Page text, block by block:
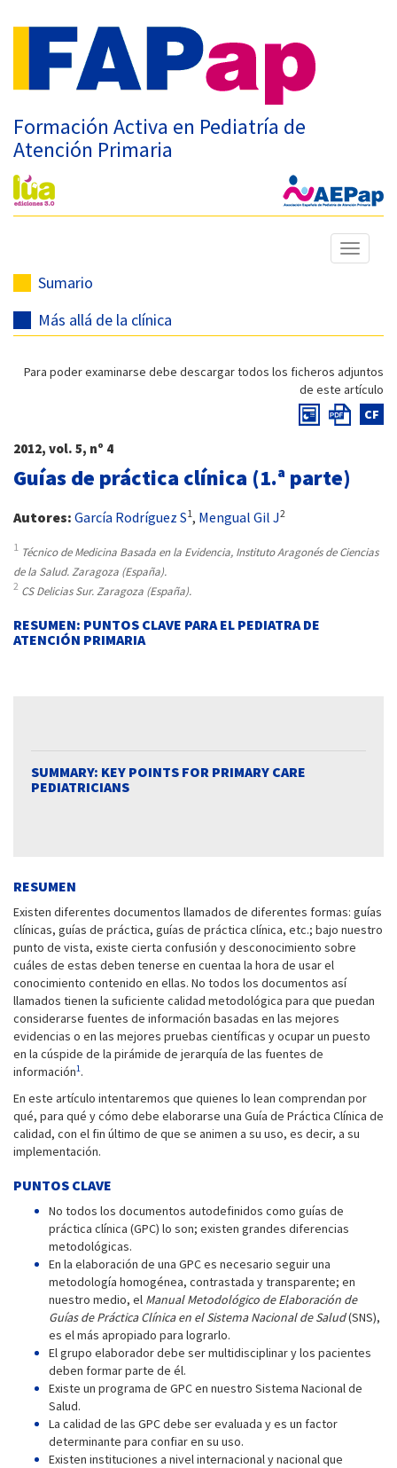
Formación Activa en Pediatría de
Atención Primaria
Mostrar
menú
Sumario
Más allá de la clínica
Para poder examinarse debe descargar todos los ficheros adjuntos
de este artículo
CF
2012, vol. 5, nº 4
Guías de práctica clínica (1.ª parte)
Autores: García Rodríguez S1, Mengual Gil J2
1 Técnico de Medicina Basada en la Evidencia, Instituto Aragonés de Ciencias
de la Salud. Zaragoza (España).
2 CS Delicias Sur. Zaragoza (España).
RESUMEN: PUNTOS CLAVE PARA EL PEDIATRA DE
ATENCIÓN PRIMARIA
SUMMARY: KEY POINTS FOR PRIMARY CARE
PEDIATRICIANS
RESUMEN
Existen diferentes documentos llamados de diferentes formas: guías
clínicas, guías de práctica, guías de práctica clínica, etc.; bajo nuestro
punto de vista, existe cierta confusión y desconocimiento sobre
cuáles de estas deben tenerse en cuentaa la hora de usar el
conocimiento contenido en ellas. No todos los documentos así
llamados tienen la suficiente calidad metodológica para que puedan
considerarse fuentes de información basadas en las mejores
evidencias o en las mejores pruebas científicas y ocupar un puesto
en la cúspide de la pirámide de jerarquía de las fuentes de
información1.
En este artículo intentaremos que quienes lo lean comprendan por
qué, para qué y cómo debe elaborarse una Guía de Práctica Clínica de
calidad, con el fin último de que se animen a su uso, es decir, a su
implementación.
PUNTOS CLAVE
No todos los documentos autodefinidos como guías de
práctica clínica (GPC) lo son; existen grandes diferencias
metodológicas.
En la elaboración de una GPC es necesario seguir una
metodología homogénea, contrastada y transparente; en
nuestro medio, el Manual Metodológico de Elaboración de
Guías de Práctica Clínica en el Sistema Nacional de Salud(SNS),
es el más apropiado para lograrlo.
El grupo elaborador debe ser multidisciplinar y los pacientes
deben formar parte de él.
Existe un programa de GPC en nuestro Sistema Nacional de
Salud.
La calidad de las GPC debe ser evaluada y es un factor
determinante para confiar en su uso.
Existen instituciones a nivel internacional y nacional que